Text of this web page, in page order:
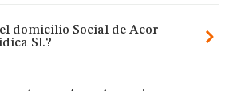
domicilio Social de Acor
Sl.?